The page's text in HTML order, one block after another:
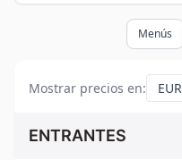
Menús
Mostrar precios en:
ENTRANTES